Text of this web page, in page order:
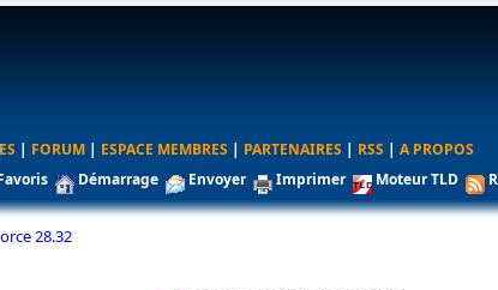
| FORUM | ESPACE MEMBRES | PARTENAIRES | RSS | A PROPOS
Démarrage Envoyer Imprimer Moteur TLD
28.32